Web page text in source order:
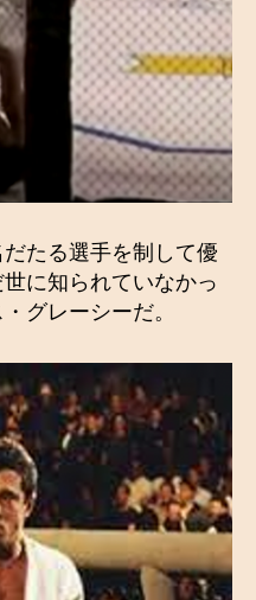
たる選手を制して優
に知られていなかっ
グレーシーだ。